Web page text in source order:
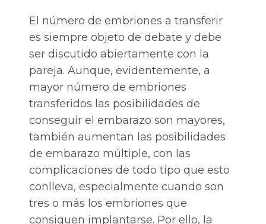
El número de embriones a transferir
es siempre objeto de debate y debe
ser discutido abiertamente con la
pareja. Aunque, evidentemente, a
mayor número de embriones
transferidos las posibilidades de
conseguir el embarazo son mayores,
también aumentan las posibilidades
de embarazo múltiple, con las
complicaciones de todo tipo que esto
conlleva, especialmente cuando son
tres o más los embriones que
consiguen implantarse. Por ello, la